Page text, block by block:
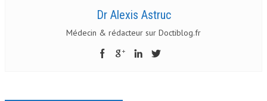
Dr Alexis Astruc
Médecin & rédacteur sur Doctiblog.fr